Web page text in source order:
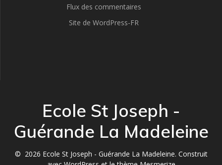
Flux des commentaires
Site de WordPress-FR
Ecole St Joseph -
Guérande La Madeleine
© 2026 Ecole St Joseph - Guérande La Madeleine. Construit